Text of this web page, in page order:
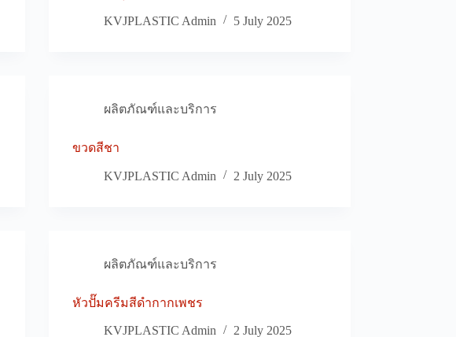
KVJPLASTIC Admin 5 July 2025
ผลิตภัณฑ์และบริการ
ขวดสีชา
KVJPLASTIC Admin 2 July 2025
ผลิตภัณฑ์และบริการ
หัวปั๊มครีมสีดำกากเพชร
KVJPLASTIC Admin 2 July 2025